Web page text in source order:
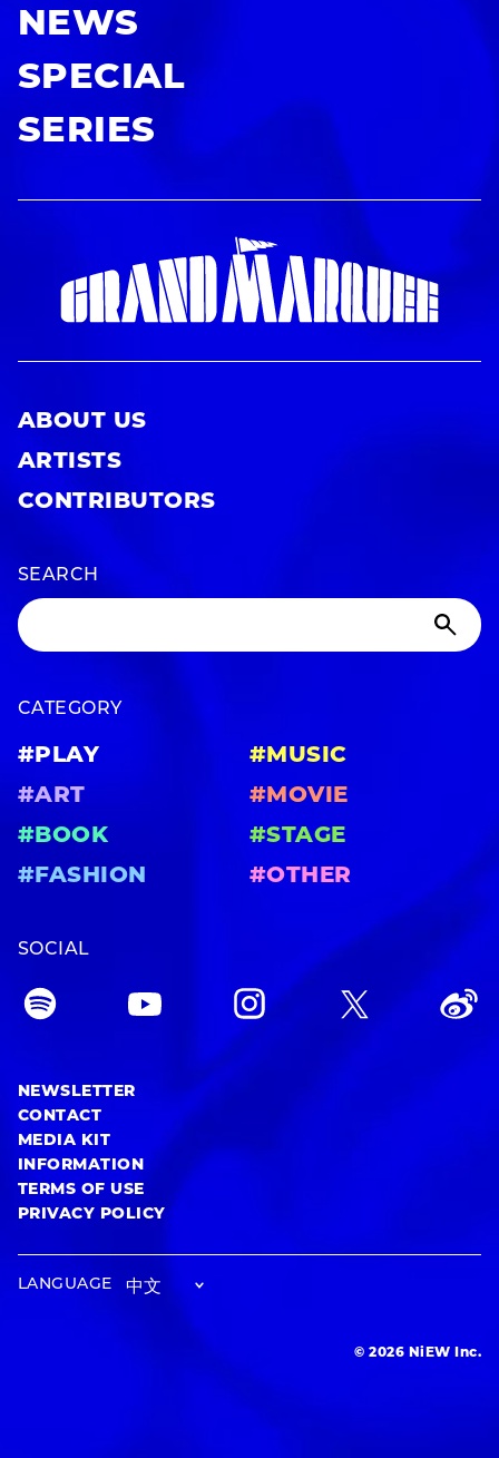
NEWS
SPECIAL
SERIES
ABOUT US
ARTISTS
CONTRIBUTORS
SEARCH
CATEGORY
#PLAY
#MUSIC
#ART
#MOVIE
#BOOK
#STAGE
#FASHION
#OTHER
SOCIAL
NEWSLETTER
CONTACT
MEDIA KIT
INFORMATION
TERMS OF USE
PRIVACY POLICY
LANGUAGE
© 2026 NiEW Inc.